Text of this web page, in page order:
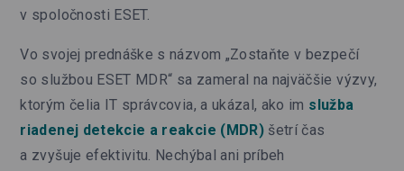
v spoločnosti ESET.
Vo svojej prednáške s názvom „Zostaňte v bezpečí
so službou ESET MDR“ sa zameral na najväčšie výzvy,
ktorým čelia IT správcovia, a ukázal, ako im služba
riadenej detekcie a reakcie (MDR)šetrí čas
a zvyšuje efektivitu. Nechýbal ani príbeh